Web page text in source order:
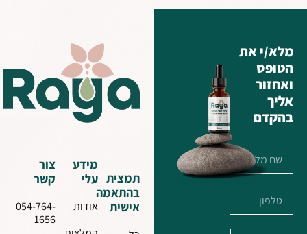
תמצית
בהתאמה
אישית
מידע
עלי
אודות
צור
קשר
054-764-
1656
מלא/י את
הטופס
ואחזור
אליך
בהקדם